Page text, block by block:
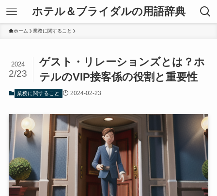
ホテル＆ブライダルの用語辞典
ホーム 業務に関すること
ゲスト・リレーションズとは？ホ
テルのVIP接客係の役割と重要性
2024
2/23
業務に関すること 2024-02-23